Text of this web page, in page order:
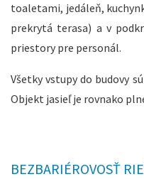
toaletami, jedáleň,
prekrytá terasa) a v
priestory pre personál.
Všetky vstupy do budovy
Objekt jasieľ je rovnako
BEZBARIÉROVOSŤ